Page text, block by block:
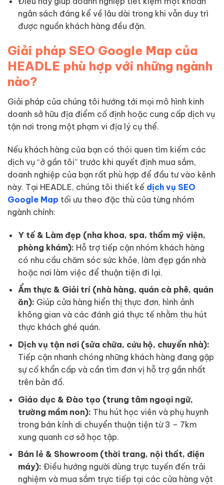
ngân sách đáng kể về lâu dài trong khi vẫn duy trì
được nguồn khách hàng đều đặn.
Giải pháp SEO Google Map của
HEADLE phù hợp với những ngành
nào?
Giải pháp của chúng tôi hướng tới mọi mô hình kinh
doanh sở hữu địa điểm cố định hoặc cung cấp dịch vụ
tận nơi trong một phạm vi địa lý cụ thể.
Nếu khách hàng của bạn có thói quen tìm kiếm các
dịch vụ “ở gần tôi” trước khi quyết định mua sắm,
doanh nghiệp của bạn rất phù hợp để đầu tư vào kênh
này. Tại HEADLE, chúng tôi thiết kế dịch vụ SEO
Google Map tối ưu theo đặc thù của từng nhóm
ngành chính:
Y tế & Làm đẹp (nha khoa, spa, thẩm mỹ viện,
phòng khám): Hỗ trợ tiếp cận nhóm khách hàng
có nhu cầu chăm sóc sức khỏe, làm đẹp gần nhà
hoặc nơi làm việc để thuận tiện đi lại.
Ẩm thực & Giải trí (nhà hàng, quán cà phê, quán
ăn): Giúp cửa hàng hiển thị thực đơn, hình ảnh
không gian và các đánh giá thực tế nhằm thu hút
thực khách ghé quán.
Dịch vụ tận nơi (sửa chữa, cứu hộ, chuyển nhà):
Tiếp cận nhanh chóng những khách hàng đang gặp
sự cố khẩn cấp và cần tìm đơn vị hỗ trợ gần nhất
trên bản đồ.
Giáo dục & Đào tạo (trung tâm ngoại ngữ,
trường mầm non): Thu hút học viên và phụ huynh
trong bán kính di chuyển thuận tiện từ 3 – 7km
xung quanh cơ sở học tập.
Bán lẻ & Showroom (thời trang, nội thất, điện
máy): Điều hướng người dùng trực tuyến đến trải
nghiệm và mua sắm trực tiếp tại các cửa hàng vật